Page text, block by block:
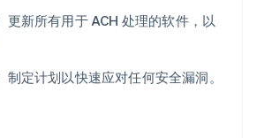
更新所有用于 ACH 处理的软件，以
制定计划以快速应对任何安全漏洞。